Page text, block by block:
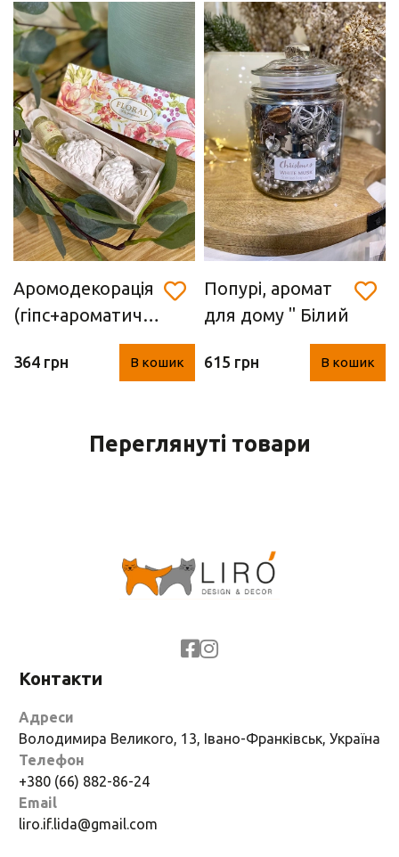
Аромодекорація
(гіпс+ароматичне
364 грн В кошик
Попурі, аромат
для дому " Білий
615 грн В кошик
Переглянуті товари
Контакти
Адреси
Володимира Великого, 13, Івано-Франківськ, Україна
Телефон
+380 (66) 882-86-24
Email
liro.if.lida@gmail.com